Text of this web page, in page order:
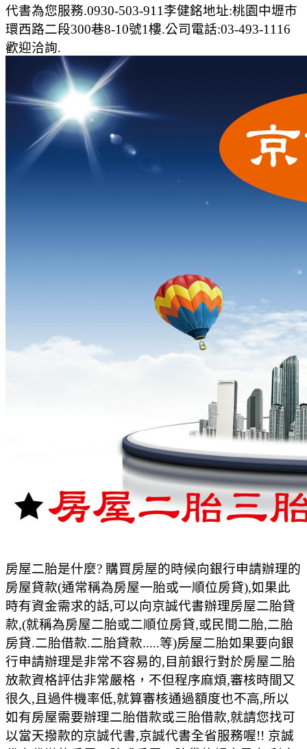
代書為您服務.0930-503-911李健銘地址:桃園中壢市
環西路二段300巷8-10號1樓.公司電話:03-493-1116
歡迎洽詢.
房屋二胎是什麼? 購買房屋的時候向銀行申請辦理的
房屋貸款(通常稱為房屋一胎或一順位房貸),如果此
時有資金需求的話,可以向京誠代書辦理房屋二胎貸
款,(就稱為房屋二胎或二順位房貸,或民間二胎,二胎
房貸.二胎借款.二胎貸款.....等)房屋二胎如果要向銀
行申請辦理是非常不容易的,目前銀行對於房屋二胎
放款資格評估非常嚴格，不但程序麻煩,審核時間又
很久,且過件機率低,就算審核通過額度也不高,所以
如有房屋需要辦理二胎借款或三胎借款,就請您找可
以當天撥款的京誠代書,京誠代書全省服務喔!! 京誠